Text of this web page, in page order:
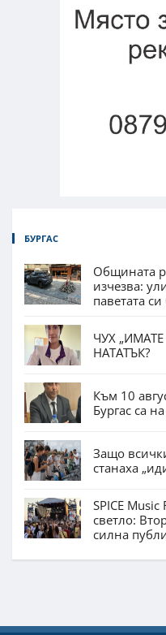
БУРГАС
Общината
изчезва:
паветата
ЧУХ
НАТАТЪК?
Към 10
Бургас са
Защо
станаха
SPICE
светло:
силна